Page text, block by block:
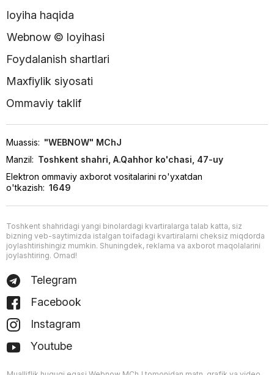
loyiha haqida
Webnow © loyihasi
Foydalanish shartlari
Maxfiylik siyosati
Ommaviy taklif
Muassis: "WEBNOW" MChJ
Manzil: Toshkent shahri, A.Qahhor ko'chasi, 47-uy
Elektron ommaviy axborot vositalarini ro'yxatdan
o'tkazish: 1649
Toshkent shahridagi yangi binolardagi kvartiralarga talab katta, siz
bizning veb-saytimizda istalgan toifadagi kvartiralarni cheksiz miqdorda
joylashtirishingiz mumkin. Shuningdek, reklama va axborot maqolalarini
joylashtiring. Omad!
Telegram
Facebook
Instagram
Youtube